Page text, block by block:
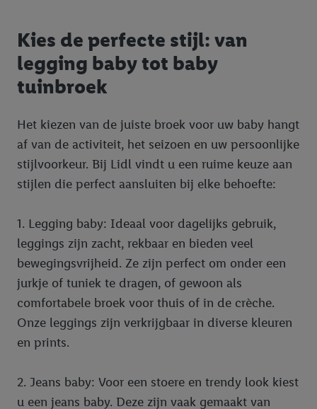
Kies de perfecte stijl: van
legging baby tot baby
tuinbroek
Het kiezen van de juiste broek voor uw baby hangt
af van de activiteit, het seizoen en uw persoonlijke
stijlvoorkeur. Bij Lidl vindt u een ruime keuze aan
stijlen die perfect aansluiten bij elke behoefte:
1. Legging baby: Ideaal voor dagelijks gebruik,
leggings zijn zacht, rekbaar en bieden veel
bewegingsvrijheid. Ze zijn perfect om onder een
jurkje of tuniek te dragen, of gewoon als
comfortabele broek voor thuis of in de crèche.
Onze leggings zijn verkrijgbaar in diverse kleuren
en prints.
2. Jeans baby: Voor een stoere en trendy look kiest
u een jeans baby. Deze zijn vaak gemaakt van
toegewezen werden.
Als u hiermee akkoord gaat, kunnen advertenties in het kader
van retargeting, d.w.z. advertenties voor producten waarin u
interesse hebt getoond (bijvoorbeeld door het product in de
diensten worden weergegeven als er met behulp van uw
gehashte e-mailadres en eventuele andere
identificatiegegevens/identificatiegegevens waarover Criteo
SA beschikt, meerdere eindapparaten of Lidl-diensten aan u
Onder “Aanpassen” kunt u individuele doeleinden toestaan en
meer informatie vinden over de gegevensverwerking.
Door op “weigeren” te klikken, kunt u alleen het gebruik van de
noodzakelijke technologieën toestaan. Door op “aanvaarden” te
klikken, stemt u in met alle verwerkingen voor alle
bovengenoemde doeleinden. Meer informatie, waaronder de
bewaartermijn van de gegevens en uw recht om uw
toestemming te allen tijde met vooruitwerkende kracht in te
trekken, vindt u in onze